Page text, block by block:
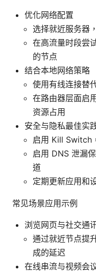
优化网络配置
选择就近服务器
在高流量时段尝
的节点
结合本地网络策略
使用有线连接替
在路由器层面启
资源占用
安全与隐私最佳实
启用 Kill Switch
启用 DNS 泄漏
道
定期更新应用和
常见场景应用示例
浏览网页与社交通
通过就近节点提
成的延迟
在线串流与视频会